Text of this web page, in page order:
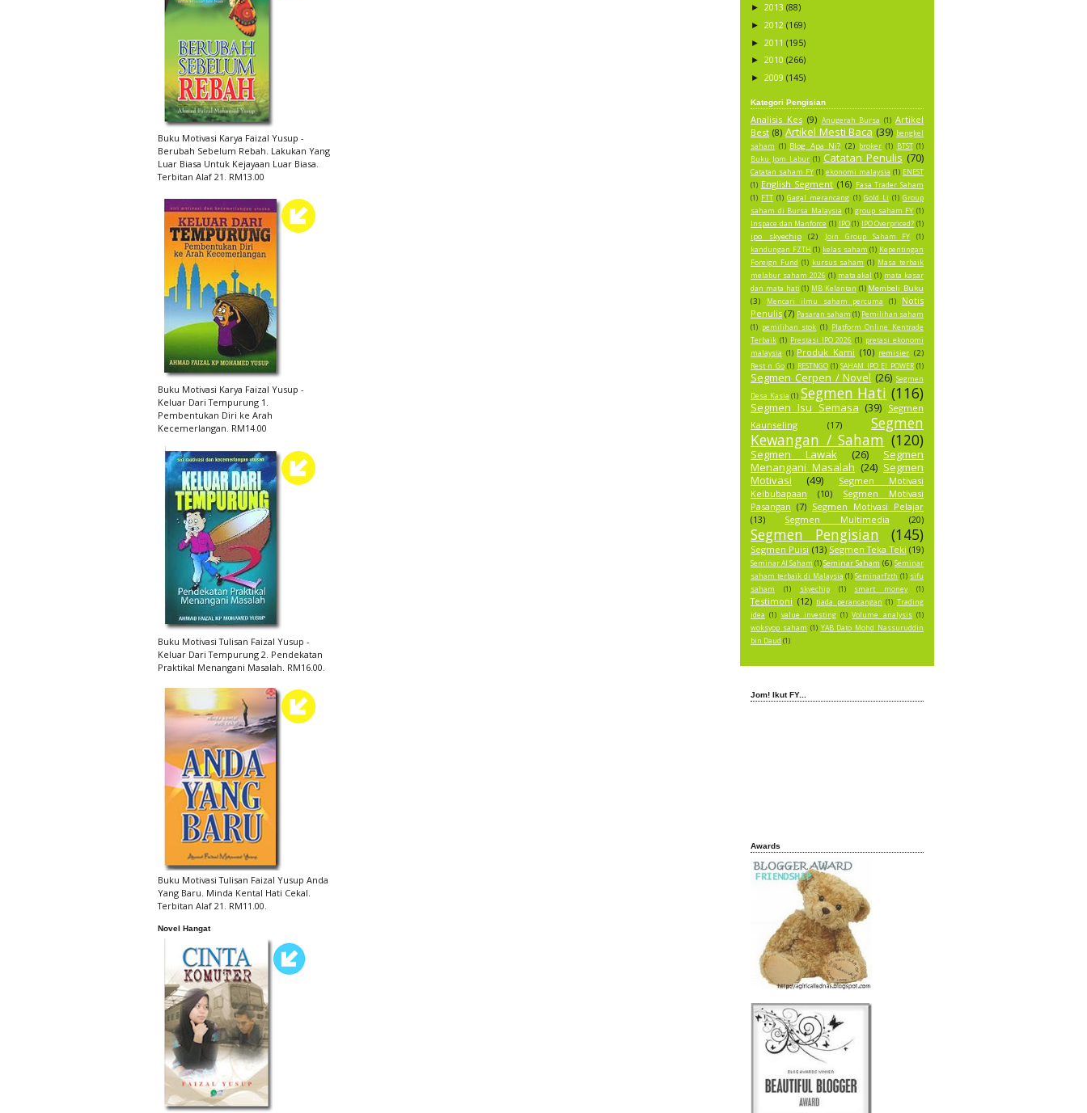
Buku Motivasi Karya Faizal Yusup -
Berubah Sebelum Rebah. Lakukan Yang
Luar Biasa Untuk Kejayaan Luar Biasa.
Terbitan Alaf 21. RM13.00
Buku Motivasi Karya Faizal Yusup -
Keluar Dari Tempurung 1.
Pembentukan Diri ke Arah
Kecemerlangan. RM14.00
Buku Motivasi Tulisan Faizal Yusup -
Keluar Dari Tempurung 2. Pendekatan
Praktikal Menangani Masalah. RM16.00.
Buku Motivasi Tulisan Faizal Yusup Anda
Yang Baru. Minda Kental Hati Cekal.
Terbitan Alaf 21. RM11.00.
Novel Hangat
► 2013 (88)
► 2012 (169)
► 2011 (195)
► 2010 (266)
► 2009 (145)
Kategori Pengisian
Analisis Kes (9) Anugerah Bursa (1) Artikel
Best (8) Artikel Mesti Baca (39) bengkel
saham (1) Blog Apa Ni? (2) broker (1) BTST (1)
Buku Jom Labur (1) Catatan Penulis (70)
Catatan saham FY (1) ekonomi malaysia (1) ENEST
(1) English Segment (16) Fasa Trader Saham
(1) FTT (1) Gagal merancang (1) Gold Li (1) Group
saham di Bursa Malaysia (1) group saham FY (1)
Inspace dan Manforce (1) IPO (1) IPO Overpriced? (1)
ipo skyechip (2) Join Group Saham FY
(1)
kandungan FZTH (1) kelas saham (1) Kepentingan
Foreign Fund (1) kursus saham (1) Masa terbaik
melabur saham 2026 (1) mata akal (1) mata kasar
dan mata hati (1) MB Kelantan (1) Membeli Buku
(3)
Mencari ilmu saham percuma (1)
Notis
Penulis (7) Pasaran saham (1) Pemilihan saham
(1) pemilihan stok (1) Platform Online Kentrade
Terbaik (1) Prestasi IPO 2026 (1) pretasi ekonomi
malaysia (1) Produk Kami (10) remisier (2)
Rest n Go (1) RESTNGO (1) SAHAM IPO EI POWER (1)
Segmen Cerpen / Novel (26) Segmen
Desa Kasia (1) Segmen Hati (116)
Segmen Isu Semasa (39) Segmen
Kaunseling
(17)
Segmen
Kewangan / Saham (120)
Segmen Lawak (26)
Segmen
Menangani Masalah (24) Segmen
Motivasi
(49)
Segmen Motivasi
Keibubapaan
(10)
Segmen Motivasi
Pasangan (7) Segmen Motivasi Pelajar
(13)
Segmen Multimedia (20)
Segmen Pengisian (145)
Segmen Puisi (13) Segmen Teka Teki (19)
Seminar AI Saham (1)Seminar Saham (6) Seminar
saham terbaik di Malaysia (1) Seminarfzth (1) sifu
saham
(1) skyechip (1) smart money (1)
Testimoni (12) tiada perancangan (1) Trading
idea (1) value investing (1) Volume analysis (1)
woksyop saham (1) YAB Dato Mohd Nassuruddin
bin Daud (1)
Jom! Ikut FY...
Awards